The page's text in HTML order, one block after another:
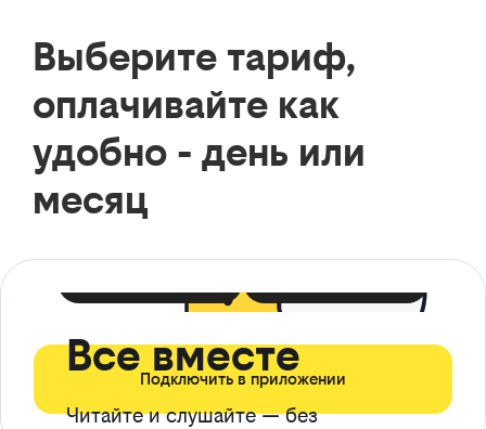
Выберите тариф,
оплачивайте как
удобно - день или
месяц
Все вместе
Читайте и слушайте — без
Подключить в приложении